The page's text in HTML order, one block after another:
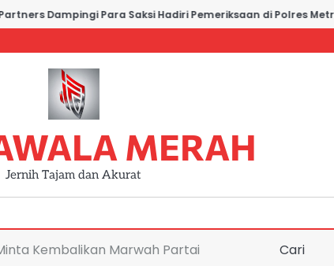
Dampingi Para Saksi Hadiri Pemeriksaan di Polres Metro
MERAH
Jernih Tajam dan Akurat
Kembalikan Marwah Partai
Cari